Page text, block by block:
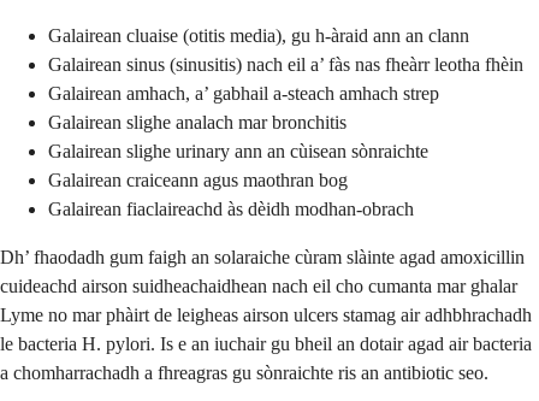
Galairean cluaise (otitis media), gu h-àraid ann an clann
Galairean sinus (sinusitis) nach eil a’ fàs nas fheàrr leotha fhèin
Galairean amhach, a’ gabhail a-steach amhach strep
Galairean slighe analach mar bronchitis
Galairean slighe urinary ann an cùisean sònraichte
Galairean craiceann agus maothran bog
Galairean fiaclaireachd às dèidh modhan-obrach
Dh’ fhaodadh gum faigh an solaraiche cùram slàinte agad amoxicillin
cuideachd airson suidheachaidhean nach eil cho cumanta mar ghalar
Lyme no mar phàirt de leigheas airson ulcers stamag air adhbhrachadh
le bacteria H. pylori. Is e an iuchair gu bheil an dotair agad air bacteria
a chomharrachadh a fhreagras gu sònraichte ris an antibiotic seo.